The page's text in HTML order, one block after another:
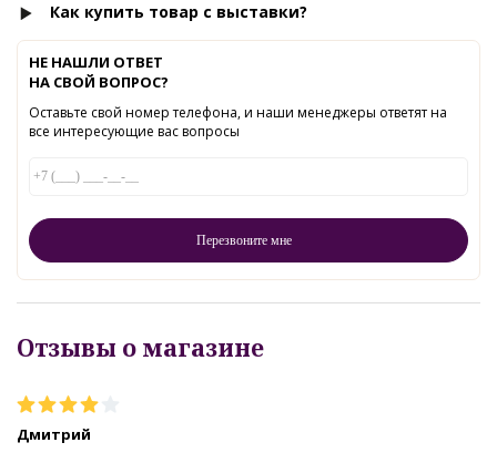
Как купить товар с выставки?
НЕ НАШЛИ ОТВЕТ
НА СВОЙ ВОПРОС?
Оставьте свой номер телефона, и наши менеджеры ответят на
все интересующие вас вопросы
Отзывы о магазине
Дмитрий